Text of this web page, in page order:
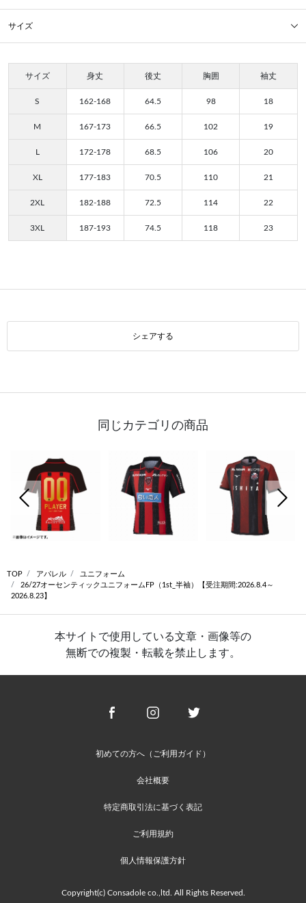
サイズ
サイズ 身丈 後丈 胸囲 袖丈
S 162-168 64.5 98 18
M 167-173 66.5 102 19
L 172-178 68.5 106 20
XL 177-183 70.5 110 21
2XL 182-188 72.5 114 22
3XL 187-193 74.5 118 23
シェアする
同じカテゴリの商品
前の画像
TOP アパレル
ユニフォーム
26/27オーセンティックユニフォームFP（1st_半袖）【受注期間:2026.8.4～
2026.8.23】
本サイトで使用している文章・画像等の
無断での複製・転載を禁止します。
初めての方へ（ご利用ガイド）
会社概要
特定商取引法に基づく表記
ご利用規約
個人情報保護方針
Copyright(c) Consadole co.,ltd. All Rights Reserved.